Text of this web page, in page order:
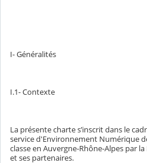
I- Généralités
I.1- Contexte
La présente charte s’inscrit dans le
service d'Environnement Numérique
classe en Auvergne-Rhône-Alpes par
et ses partenaires.